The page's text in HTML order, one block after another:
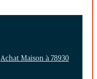
Achat Maison à 78930